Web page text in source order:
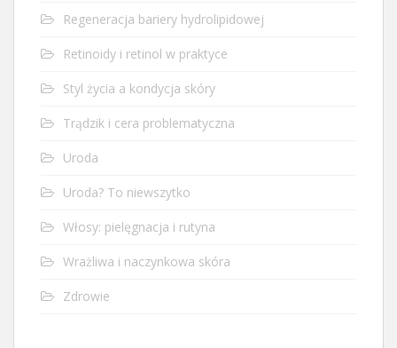
Regeneracja bariery hydrolipidowej
Retinoidy i retinol w praktyce
Styl życia a kondycja skóry
Trądzik i cera problematyczna
Uroda
Uroda? To niewszytko
Włosy: pielęgnacja i rutyna
Wrażliwa i naczynkowa skóra
Zdrowie